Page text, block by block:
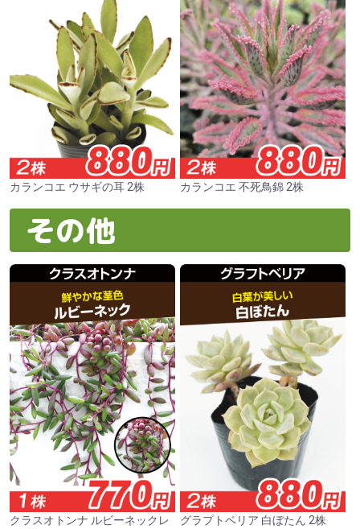
カランコエ ウサギの耳 2株 カランコエ 不死鳥錦 2株
その他
クラスオトンナ ルビーネックレ
グラプトベリア 白ぼたん 2株